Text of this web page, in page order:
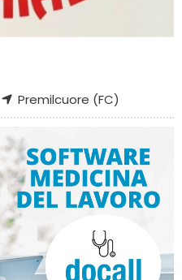
Premilcuore (FC)